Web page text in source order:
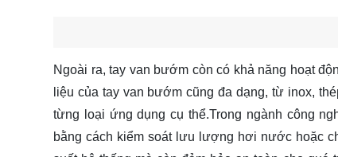
Ngoài ra, tay van bướm còn có khả năng hoạt
liệu của tay van bướm cũng đa dạng, từ inox,
từng loại ứng dụng cụ thể.Trong ngành công
bằng cách kiểm soát lưu lượng hơi nước hoặc